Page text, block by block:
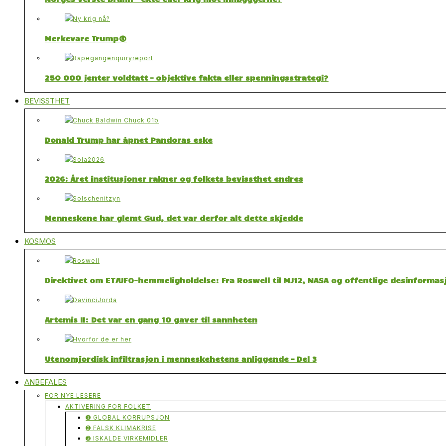
Merkevare Trump®
250 000 jenter voldtatt – objektive fakta eller spenningsstrategi?
BEVISSTHET
Donald Trump har åpnet Pandoras eske
2026: Året institusjoner rakner og folkets bevissthet endres
Menneskene har glemt Gud, det var derfor alt dette skjedde
KOSMOS
Direktivet om ET/UFO-hemmeligholdelse: Fra Roswell til MJ12, NASA og offentlige
Artemis II: Det var en gang 10 gaver til sannheten
Utenomjordisk infiltrasjon i menneskehetens anliggende – Del 3
ANBEFALES
FOR NYE LESERE
AKTIVERING FOR FOLKET
➊ GLOBAL KORRUPSJON
➋ FALSK KLIMAKRISE
➌ ISKALDE VIRKEMIDLER